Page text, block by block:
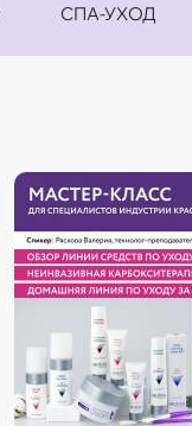
СПА-УХОД